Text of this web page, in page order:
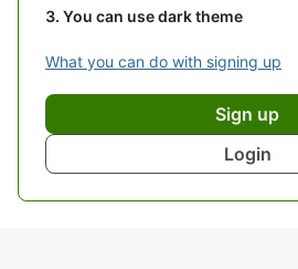
You can use dark theme
What you can do with signing up
Sign up
Login